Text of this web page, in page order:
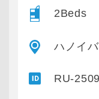
2Beds
ハノイ
RU-